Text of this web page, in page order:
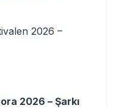
2026 –
2026 – Şarkı